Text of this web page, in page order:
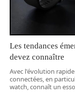
Les tendances
devez connaître
Avec l'évolution
connectées, en
watch, connaît un